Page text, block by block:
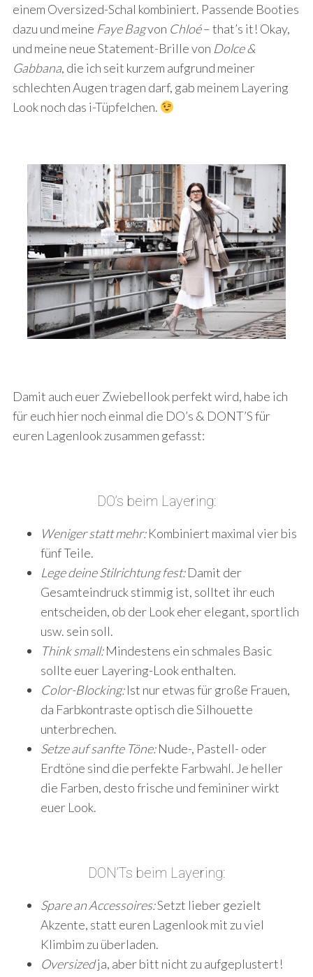
einem Oversized-Schal kombiniert. Passende Booties
dazu und meine Faye Bagvon Chloé– that’s it! Okay,
und meine neue Statement-Brille von Dolce &
Gabbana, die ich seit kurzem aufgrund meiner
schlechten Augen tragen darf, gab meinem Layering
Look noch das i-Tüpfelchen.
Damit auch euer Zwiebellook perfekt wird, habe ich
für euch hier noch einmal die DO’s & DONT’S für
euren Lagenlook zusammen gefasst:
DO’s beim Layering:
Weniger statt mehr:Kombiniert maximal vier bis
fünf Teile.
Lege deine Stilrichtung fest:Damit der
Gesamteindruck stimmig ist, solltet ihr euch
entscheiden, ob der Look eher elegant, sportlich
usw. sein soll.
Think small:Mindestens ein schmales Basic
sollte euer Layering-Look enthalten.
Color-Blocking:Ist nur etwas für große Frauen,
da Farbkontraste optisch die Silhouette
unterbrechen.
Setze auf sanfte Töne:Nude-, Pastell- oder
Erdtöne sind die perfekte Farbwahl. Je heller
die Farben, desto frische und femininer wirkt
euer Look.
DON’Ts beim Layering:
Spare an Accessoires:Setzt lieber gezielt
Akzente, statt euren Lagenlook mit zu viel
Klimbim zu überladen.
Oversizedja, aber bitt nicht zu aufgeplustert!
c
h
f
o